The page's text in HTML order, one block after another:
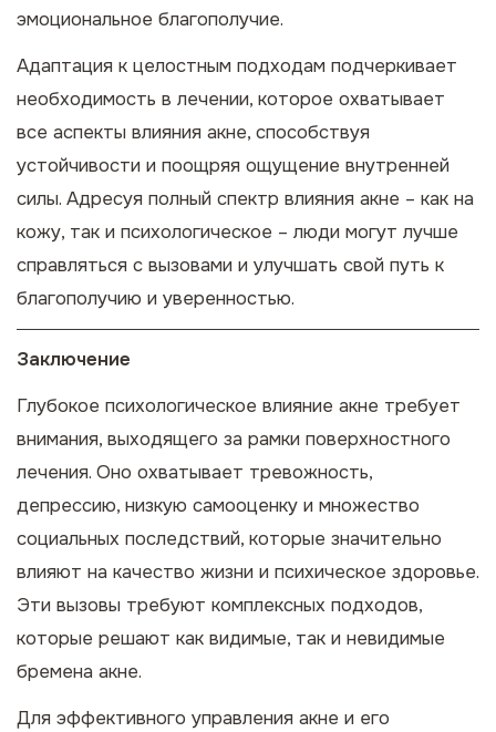
эмоциональное благополучие.
Адаптация к целостным подходам подчеркивает
необходимость в лечении, которое охватывает
все аспекты влияния акне, способствуя
устойчивости и поощряя ощущение внутренней
силы. Адресуя полный спектр влияния акне – как на
кожу, так и психологическое – люди могут лучше
справляться с вызовами и улучшать свой путь к
благополучию и уверенностью.
Заключение
Глубокое психологическое влияние акне требует
внимания, выходящего за рамки поверхностного
лечения. Оно охватывает тревожность,
депрессию, низкую самооценку и множество
социальных последствий, которые значительно
влияют на качество жизни и психическое здоровье.
Эти вызовы требуют комплексных подходов,
которые решают как видимые, так и невидимые
бремена акне.
Для эффективного управления акне и его